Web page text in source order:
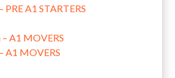
PRE A1 STARTERS
A1 MOVERS
A1 MOVERS